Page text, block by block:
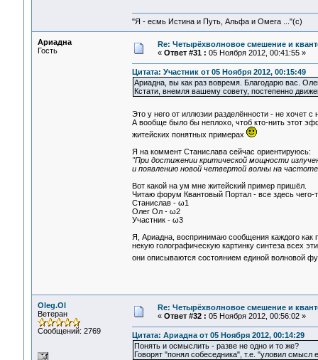
"Я - есмь Истина и Путь, Альфа и Омега ..."(с)
Ариадна
Гость
Re: Четырёхволновое смешение и
« Ответ #31 : 05 Ноября 2012, 00:41:55 »
Цитата: Участник от 05 Ноября 2012, 00:15:49
Ариадна, вы как раз вовремя. Благодарю вас.
Кстати, внемля вашему совету, постепенно
Это у него от иллюзии разделённости - не хочет
А вообще было бы неплохо, чтоб кто-нить этот
житейских понятных примерах
Я на коммент Станислава сейчас ориентируюсь:
"При достижении критической мощности
и появлению новой четвертой волны на
Вот какой на ум мне житейский пример пришёл.
Читаю форум Квантовый Портал - все здесь чего-
Станислав - ω1
Олег Ол - ω2
Участник - ω3
Я, Ариадна, воспринимаю сообщения каждого как
некую голографическую картинку синтеза всех
они описываются состоянием единой волновой
Oleg.Ol
Ветеран
Сообщений: 2769
Re: Четырёхволновое смешение и
« Ответ #32 : 05 Ноября 2012, 00:56:02 »
Цитата: Ариадна от 05 Ноября 2012, 00:14:29
Понять и осмыслить - разве не одно и то же?
Говорят "понял собеседника", т.е. "уловил смысл